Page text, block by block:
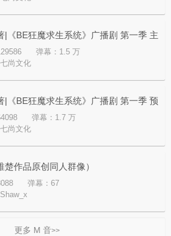
|《BE狂魔求生系统》广播剧 第一季 主
叶斯定理》弹幕：1.5 万
七尚文化
|《BE狂魔求生系统》广播剧 第一季 预
弹幕：1.7 万
七尚文化
楚作品原创同人群像）
弹幕：67
Shaw_x
更多 M 音>>